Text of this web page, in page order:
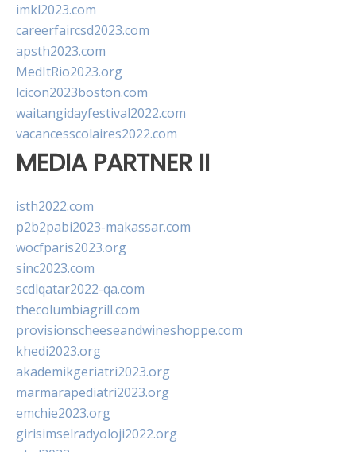
imkl2023.com
careerfaircsd2023.com
apsth2023.com
MedItRio2023.org
lcicon2023boston.com
waitangidayfestival2022.com
vacancesscolaires2022.com
MEDIA PARTNER II
isth2022.com
p2b2pabi2023-makassar.com
wocfparis2023.org
sinc2023.com
scdlqatar2022-qa.com
thecolumbiagrill.com
provisionscheeseandwineshoppe.com
khedi2023.org
akademikgeriatri2023.org
marmarapediatri2023.org
emchie2023.org
girisimselradyoloji2022.org